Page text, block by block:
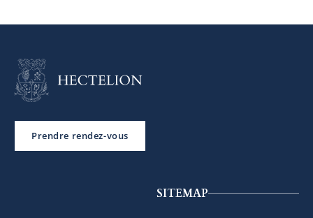
Prendre rendez-vous
SITEMAP